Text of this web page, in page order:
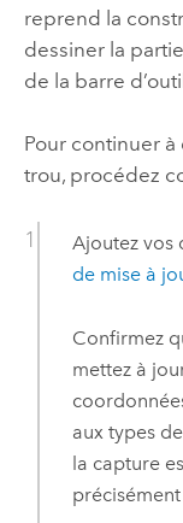
reprend la
dessiner la
de la barre
Pour continuer
trou, procédez
Ajoutez vos
de mise à
Confirmez
mettez à
aux types
la capture